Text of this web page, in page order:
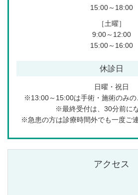
15:00～18:00
［土曜］
9:00～12:00
15:00～16:00
休診日
日曜・祝日
※13:00～15:00は手術・施術のみの
※最終受付は、30分前に
※急患の方は診療時間外でも一度ご
アクセス